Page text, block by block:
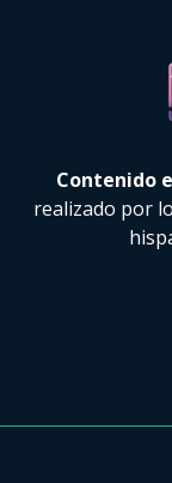
Contenido
realizado por